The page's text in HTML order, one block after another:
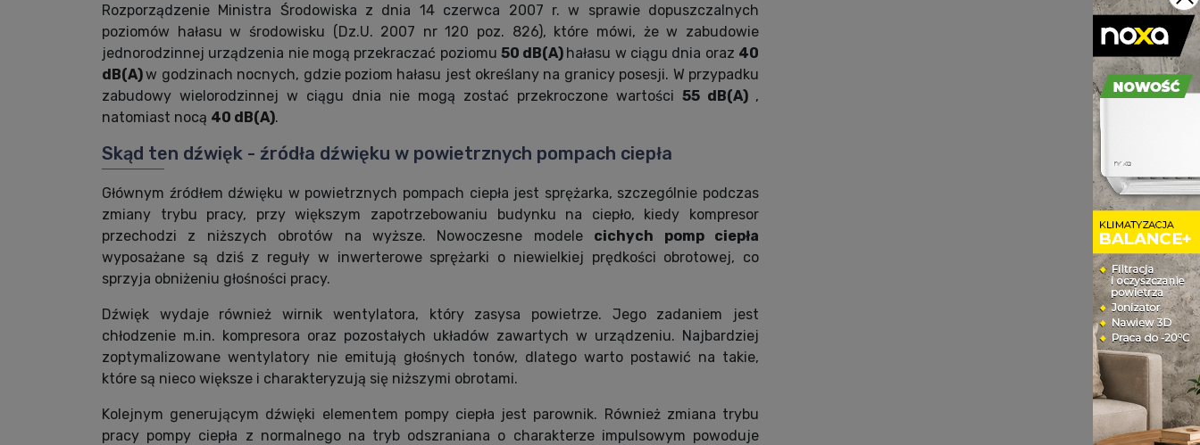
Rozporządzenie Ministra Środowiska z dnia 14 czerwca 2007 r. w sprawie dopuszczalnych
poziomów hałasu w środowisku (Dz.U. 2007 nr 120 poz. 826), które mówi, że w zabudowie
jednorodzinnej urządzenia nie mogą przekraczać poziomu 50 dB(A) hałasu w ciągu dnia oraz 40
dB(A)w godzinach nocnych, gdzie poziom hałasu jest określany na granicy posesji. W przypadku
zabudowy wielorodzinnej w ciągu dnia nie mogą zostać przekroczone wartości 55 dB(A) ,
natomiast nocą 40 dB(A).
Skąd ten dźwięk - źródła dźwięku w powietrznych pompach ciepła
Głównym źródłem dźwięku w powietrznych pompach ciepła jest sprężarka, szczególnie podczas
zmiany trybu pracy, przy większym zapotrzebowaniu budynku na ciepło, kiedy kompresor
przechodzi z niższych obrotów na wyższe. Nowoczesne modele cichych pomp ciepła
wyposażane są dziś z reguły w inwerterowe sprężarki o niewielkiej prędkości obrotowej, co
sprzyja obniżeniu głośności pracy.
Dźwięk wydaje również wirnik wentylatora, który zasysa powietrze. Jego zadaniem jest
chłodzenie m.in. kompresora oraz pozostałych układów zawartych w urządzeniu. Najbardziej
zoptymalizowane wentylatory nie emitują głośnych tonów, dlatego warto postawić na takie,
które są nieco większe i charakteryzują się niższymi obrotami.
Kolejnym generującym dźwięki elementem pompy ciepła jest parownik. Również zmiana trybu
pracy pompy ciepła z normalnego na tryb odszraniana o charakterze impulsowym powoduje